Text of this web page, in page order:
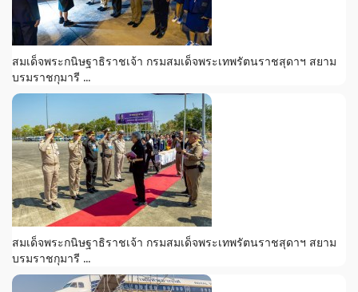
สมเด็จพระกนิษฐาธิราชเจ้า กรมสมเด็จพระเทพรัตนราชสุดาฯ สยาม
บรมราชกุมารี ...
สมเด็จพระกนิษฐาธิราชเจ้า กรมสมเด็จพระเทพรัตนราชสุดาฯ สยาม
บรมราชกุมารี ...